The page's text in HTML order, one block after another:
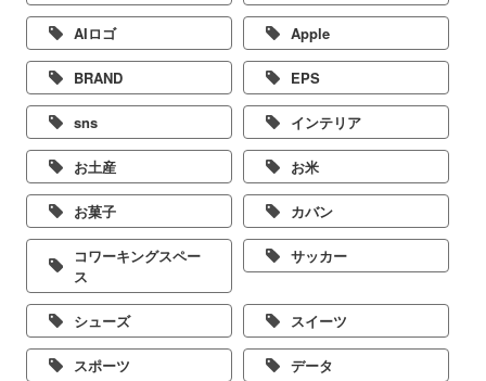
AIロゴ Apple
BRAND EPS
sns インテリア
お土産 お米
お菓子 カバン
コワーキングスペー
ス
サッカー
シューズ スイーツ
スポーツ データ